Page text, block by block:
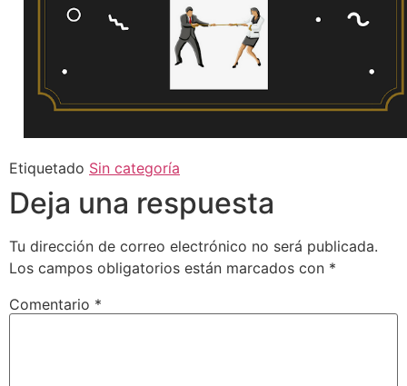
Etiquetado Sin categoría
Deja una respuesta
Tu dirección de correo electrónico no será publicada.
Los campos obligatorios están marcados con *
Comentario *